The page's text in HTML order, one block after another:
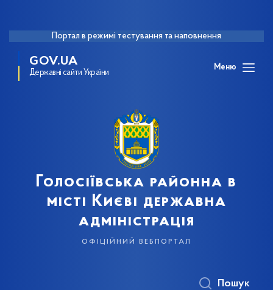
Портал в режимі тестування та наповнення
GOV.UA
Державні сайти України
Меню
Голосіївська районна в
місті Києві державна
адміністрація
офіційний вебпортал
Пошук